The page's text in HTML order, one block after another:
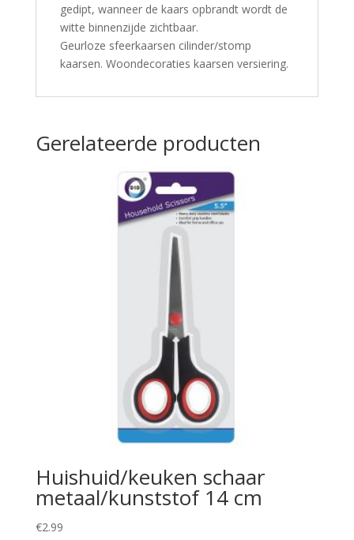
gedipt, wanneer de kaars opbrandt wordt de
witte binnenzijde zichtbaar.
Geurloze sfeerkaarsen cilinder/stomp
kaarsen. Woondecoraties kaarsen versiering.
Gerelateerde producten
Huishuid/keuken schaar
metaal/kunststof 14 cm
€2.99